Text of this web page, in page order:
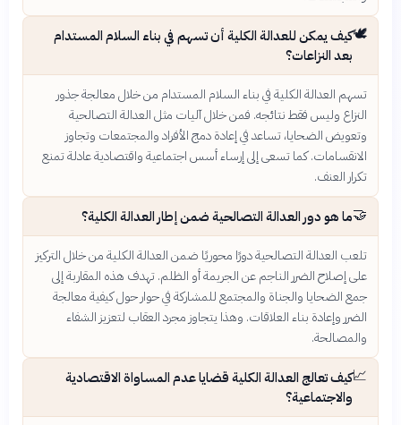
🕊️كيف يمكن للعدالة الكلية أن تسهم في بناء السلام المستدام
بعد النزاعات؟
تسهم العدالة الكلية في بناء السلام المستدام من خلال معالجة جذور
النزاع وليس فقط نتائجه. فمن خلال آليات مثل العدالة التصالحية
وتعويض الضحايا، تساعد في إعادة دمج الأفراد والمجتمعات وتجاوز
الانقسامات. كما تسعى إلى إرساء أسس اجتماعية واقتصادية عادلة تمنع
تكرار العنف.
🤝ما هو دور العدالة التصالحية ضمن إطار العدالة الكلية؟
تلعب العدالة التصالحية دورًا محوريًا ضمن العدالة الكلية من خلال التركيز
على إصلاح الضرر الناجم عن الجريمة أو الظلم. تهدف هذه المقاربة إلى
جمع الضحايا والجناة والمجتمع للمشاركة في حوار حول كيفية معالجة
الضرر وإعادة بناء العلاقات. وهذا يتجاوز مجرد العقاب لتعزيز الشفاء
والمصالحة.
📈كيف تعالج العدالة الكلية قضايا عدم المساواة الاقتصادية
والاجتماعية؟